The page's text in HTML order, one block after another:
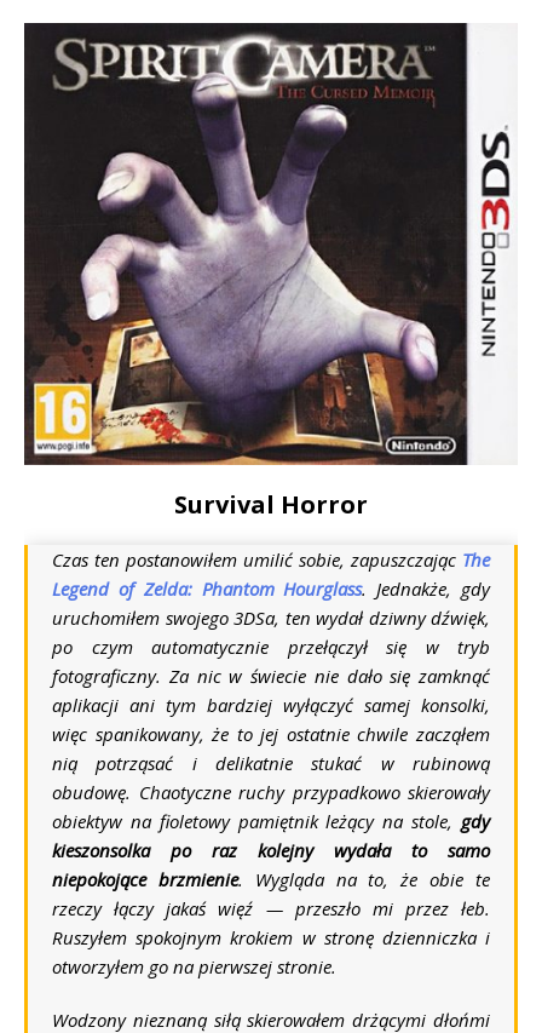
Survival Horror
Czas ten postanowiłem umilić sobie, zapuszczając The
Legend of Zelda: Phantom Hourglass. Jednakże, gdy
uruchomiłem swojego 3DSa, ten wydał dziwny dźwięk,
po czym automatycznie przełączył się w tryb
fotograficzny. Za nic w świecie nie dało się zamknąć
aplikacji ani tym bardziej wyłączyć samej konsolki,
więc spanikowany, że to jej ostatnie chwile zacząłem
nią potrząsać i delikatnie stukać w rubinową
obudowę. Chaotyczne ruchy przypadkowo skierowały
obiektyw na fioletowy pamiętnik leżący na stole, gdy
kieszonsolka po raz kolejny wydała to samo
niepokojące brzmienie. Wygląda na to, że obie te
rzeczy łączy jakaś więź — przeszło mi przez łeb.
Ruszyłem spokojnym krokiem w stronę dzienniczka i
otworzyłem go na pierwszej stronie.
Wodzony nieznaną siłą skierowałem drżącymi dłońmi